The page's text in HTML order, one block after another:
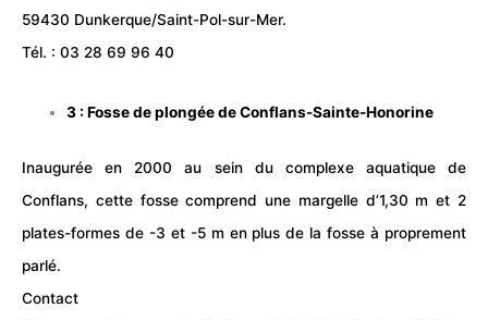
59430 Dunkerque/Saint-Pol-sur-Mer.
Tél. : 03 28 69 96 40
3 : Fosse de plongée deConflans-Sainte-Honorine
Inaugurée en 2000 au sein du complexe aquatiquede
Conflans, cette fosse comprend une margelle d’1,30 m et 2
plates-formes de -3 et -5 m en plus de la fosse à proprement
parlé.
Contact